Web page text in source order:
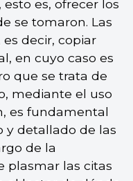
es, ofrecer los
se tomaron. Las
decir, copiar
en cuyo caso es
que se trata de
mediante el uso
es fundamental
y detallado de las
de la
plasmar las citas